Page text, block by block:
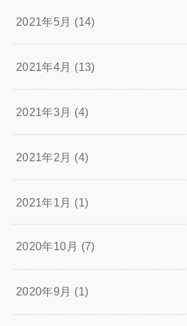
2021年5月 (14)
2021年4月 (13)
2021年3月 (4)
2021年2月 (4)
2021年1月 (1)
2020年10月 (7)
2020年9月 (1)